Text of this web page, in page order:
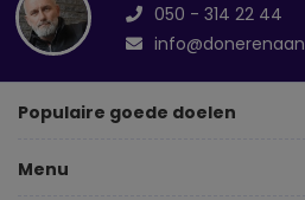
050 - 314 22 44
Populaire goede doelen
Menu